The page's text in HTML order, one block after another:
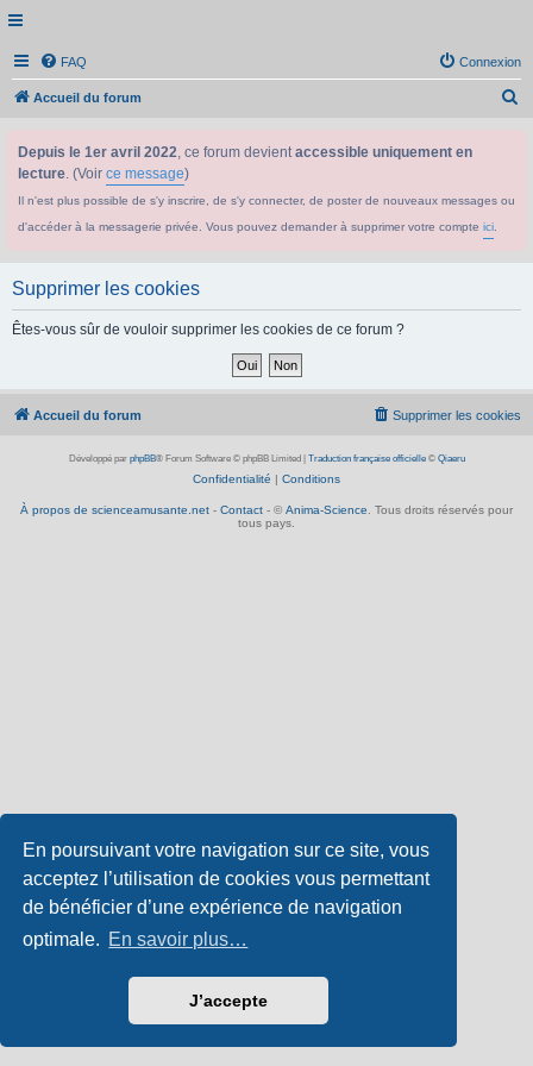
En poursuivant votre navigation sur ce site, vous
acceptez l’utilisation de cookies vous permettant
de bénéficier d’une expérience de navigation
optimale. En savoir plus…
J’accepte
FAQ Connexion
Accueil du forum
Depuis le 1er avril 2022, ce forum devientaccessible uniquement en
lecture. (Voir ce message)
Il n'est plus possible de s'y inscrire, de s'y connecter, de poster de nouveaux messages ou
d'accéder à la messagerie privée. Vous pouvez demander à supprimer votre compte ici
Supprimer les cookies
Êtes-vous sûr de vouloir supprimer les cookies de ce forum ?
Accueil du forum Supprimer les cookies
Développé par phpBB® Forum Software © phpBB Limited Traduction française officielle© Qiaeru
Confidentialité | Conditions
À propos de scienceamusante.net - Contact - © Anima-Science . Tous droits réservés pour
tous pays.